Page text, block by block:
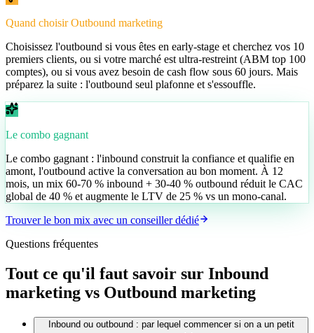
Quand choisir Outbound marketing
Choisissez l'outbound si vous êtes en early-stage et cherchez vos 10
premiers clients, ou si votre marché est ultra-restreint (ABM top 100
comptes), ou si vous avez besoin de cash flow sous 60 jours. Mais
préparez la suite : l'outbound seul plafonne et s'essouffle.
Le combo gagnant
Le combo gagnant : l'inbound construit la confiance et qualifie en
amont, l'outbound active la conversation au bon moment. À 12
mois, un mix 60-70 % inbound + 30-40 % outbound réduit le CAC
global de 40 % et augmente le LTV de 25 % vs un mono-canal.
Trouver le bon mix avec un conseiller dédié
Questions fréquentes
Tout ce qu'il faut savoir sur Inbound
marketing vs Outbound marketing
Inbound ou outbound : par lequel commencer si on a un petit